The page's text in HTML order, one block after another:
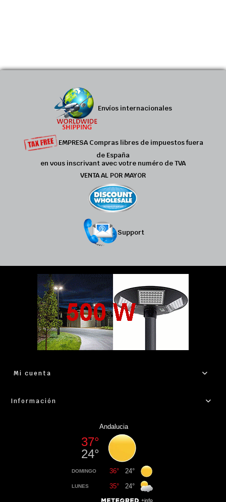
Envíos internacionales
EMPRESA Compras libres de impuestos fuera
de España
en vous inscrivant avec votre numéro de TVA
VENTA AL POR MAYOR
Support
Mi cuenta
Información